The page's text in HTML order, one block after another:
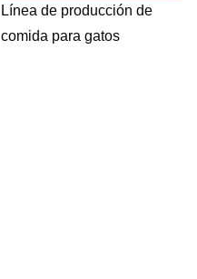
Línea de producción de
comida para gatos